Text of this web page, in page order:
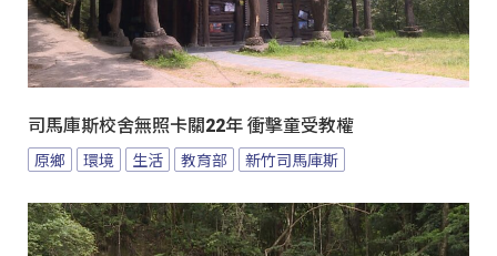
司馬庫斯校舍無照卡關22年 衝擊童受教權
原鄉 環境 生活 教育部 新竹司馬庫斯